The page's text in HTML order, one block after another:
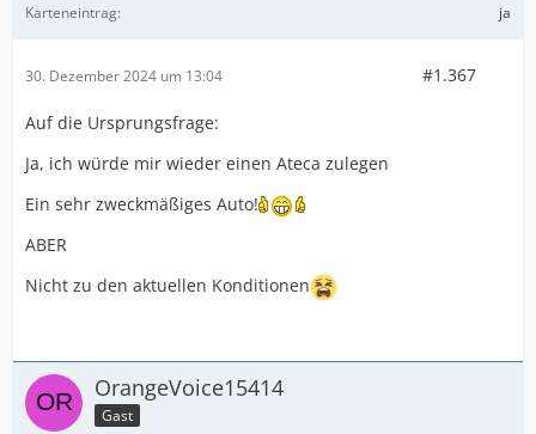
Karteneintrag
ja
30. Dezember 2024 um 13:04 #1.367
Auf die Ursprungsfrage:
Ja, ich würde mir wieder einen Ateca zulegen
Ein sehr zweckmäßiges Auto!
ABER
Nicht zu den aktuellen Konditionen
OrangeVoice15414
Gast